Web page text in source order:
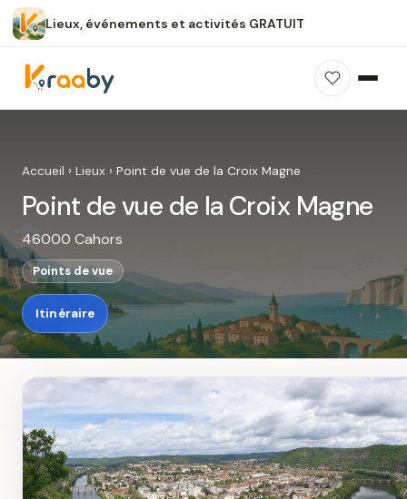
Lieux, événements et activités GRATUIT
spot dans Kraaby.
Accueil › Lieux › Point de vue de la Croix Magne
Point de vue de la Croix Magne
46000 Cahors
Points de vue
Itinéraire